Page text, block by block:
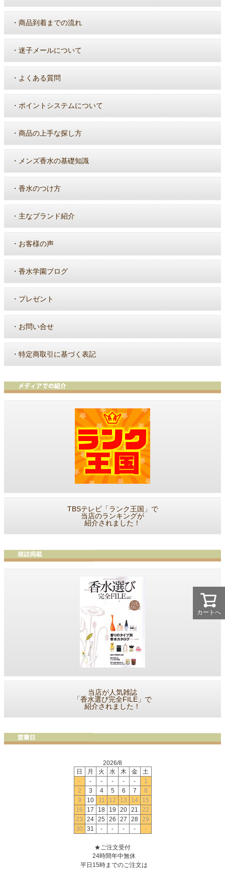
カートへ
・ 商品到着までの流れ
・ 迷子メールについて
・ よくある質問
・ ポイントシステムについて
・ 商品の上手な探し方
・ メンズ香水の基礎知識
・ 香水のつけ方
・ 主なブランド紹介
・ お客様の声
・ 香水学園ブログ
・ プレゼント
・ お問い合せ
・ 特定商取引に基づく表記
TBSテレビ「ランク王国」で
当店のランキングが
紹介されました！
当店が人気雑誌
「香水選び完全FILE」で
紹介されました！
2026/8
日
月 火 水 木 金
土
-
- - - - -
1
2
3 4 5 6 7
8
9
10 11 12 13 14
15
16
17 18 19 20 21
22
23
24 25 26 27 28 29
30
31 - - - - -
★ご注文受付
24時間年中無休
平日15時までのご注文は